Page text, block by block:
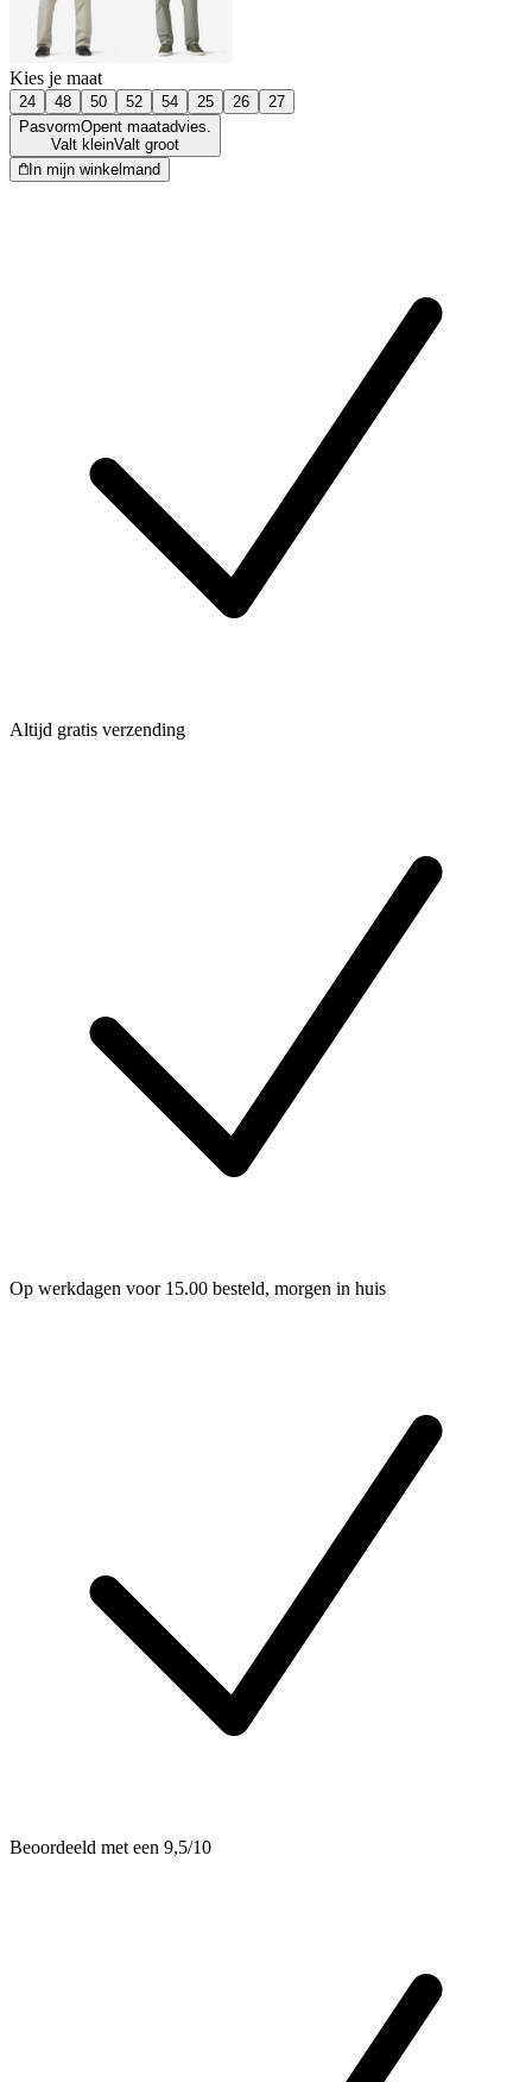
Kies je maat
24 48 50 52 54 25 26
27
PasvormOpent maatadvies.
Valt kleinValt groot
In mijn winkelmand
Altijd gratis verzending
Op werkdagen voor 15.00 besteld, morgen in huis
Beoordeeld met een 9,5/10